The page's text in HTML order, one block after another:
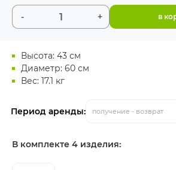
Высота: 43 см
Диаметр: 60 см
Вес: 17.1 кг
Период аренды: получение - возврат
- + в
В комплекте 4 изделия: